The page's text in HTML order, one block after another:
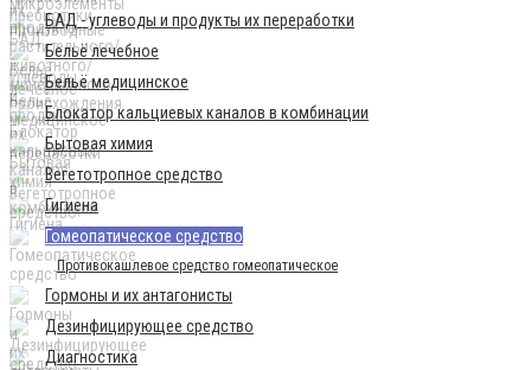
БАД - углеводы и продукты их переработки
Бельё лечебное
Бельё медицинское
Блокатор кальциевых каналов в комбинации
Бытовая химия
Вегетотропное средство
Гигиена
Гомеопатическое средство
Противокашлевое средство гомеопатическое
Гормоны и их антагонисты
Дезинфицирующее средство
Диагностика